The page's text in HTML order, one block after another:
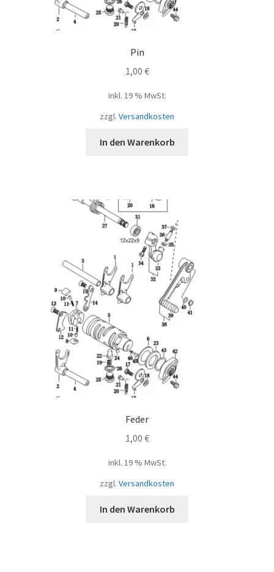
Pin
1,00 €
inkl. 19 % MwSt.
zzgl. Versandkosten
In den Warenkorb
Feder
1,00 €
inkl. 19 % MwSt.
zzgl. Versandkosten
In den Warenkorb